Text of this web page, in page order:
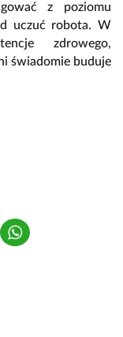
z poziomu
uczuć robota. W
zdrowego,
świadomie buduje